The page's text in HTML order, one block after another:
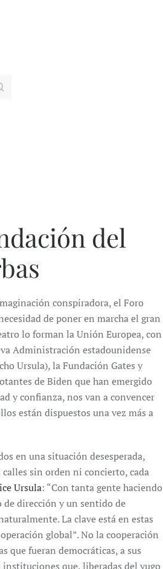
del
conspiradora, el Foro
de poner en marcha el gran
lo forman la Unión Europea, con
Administración estadounidense
Ursula), la Fundación Gates y
de Biden que han emergido
y confianza, nos van a convencer
están dispuestos una vez más a
en una situación desesperada,
sin orden ni concierto, cada
Ursula: “Con tanta gente haciendo
dirección y un sentido de
La clave está en estas
global”. No la cooperación
que fueran democráticas, a sus
que, liberadas del yugo